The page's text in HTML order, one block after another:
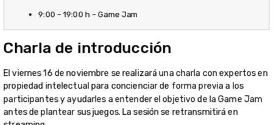
9:00 – 19:00 h – Game Jam
Charla de introducción
El viernes 16 de noviembre se realizará una charla con expertos en
propiedad intelectual para concienciar de forma previa a los
participantes y ayudarles a entender el objetivo de la Game Jam
antes de plantear sus juegos. La sesión se retransmitirá en